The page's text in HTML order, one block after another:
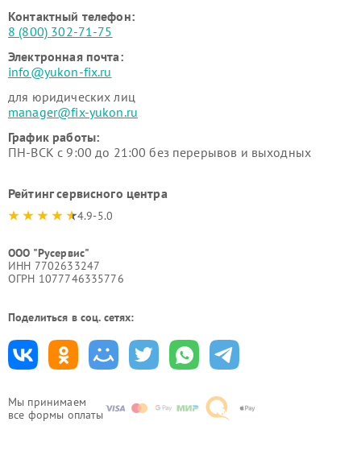
Мы принимаем
все формы оплаты
Контактный телефон:
8 (800) 302-71-75
Электронная почта:
info@yukon-fix.ru
для юридических лиц
manager@fix-yukon.ru
График работы:
ПН-ВСК с 9:00 до 21:00 без перерывов и выходных
Рейтинг сервисного центра
4.9-5.0
ООО "Русервис"
ИНН 7702633247
ОГРН 1077746335776
Поделиться в соц. сетях: